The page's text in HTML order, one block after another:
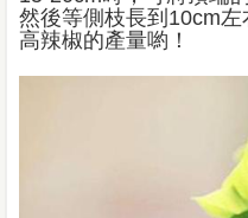
然後等側枝長到10cm
高辣椒的產量喲！